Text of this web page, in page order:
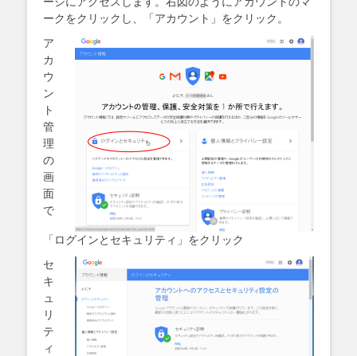
ークをクリックし、「アカウント」をクリック。
ア
カ
ウ
ン
ト
管
理
の
画
面
で
「ログインとセキュリティ」をクリック
セ
キ
ュ
リ
テ
ィ